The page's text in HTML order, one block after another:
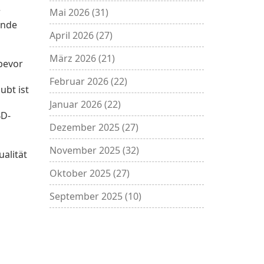
ist
Mai 2026(31)
April 2026(27)
März 2026(21)
Februar 2026(22)
Januar 2026(22)
Dezember 2025(27)
November 2025(32)
Oktober 2025(27)
September 2025(10)